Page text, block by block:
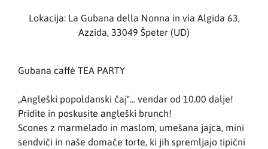
Lokacija: La Gubana della Nonna in via Algida 63,
Azzida, 33049 Špeter (UD)
Gubana caffè TEA PARTY
„Angleški popoldanski čaj"... vendar od 10.00 dalje!
Pridite in poskusite angleški brunch!
Scones z marmelado in maslom, umešana jajca, mini
sendviči in naše domače torte, ki jih spremljajo tipični